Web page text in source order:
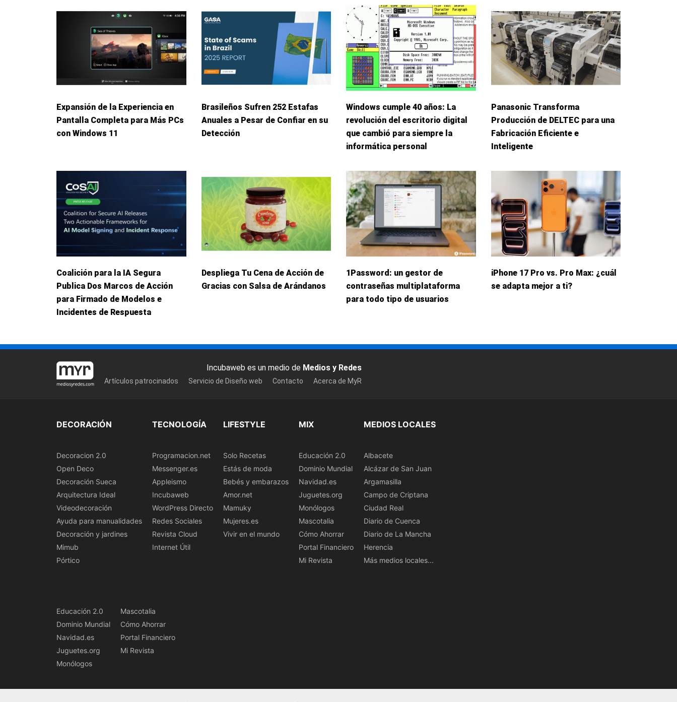
Expansión de la Experiencia en
Pantalla Completa para Más PCs
con Windows 11
Brasileños Sufren 252 Estafas
Anuales a Pesar de Confiar en su
Detección
Windows cumple 40 años: La
revolución del escritorio digital
que cambió para siempre la
informática personal
Panasonic Transforma
Producción de DELTEC para una
Fabricación Eficiente e
Inteligente
Coalición para la IA Segura
Publica Dos Marcos de Acción
para Firmado de Modelos e
Incidentes de Respuesta
Despliega Tu Cena de Acción de
Gracias con Salsa de Arándanos
1Password: un gestor de
contraseñas multiplataforma
para todo tipo de usuarios
iPhone 17 Pro vs. Pro Max: ¿cuál
se adapta mejor a ti?
Incubaweb es un medio de Medios y Redes
Artículos patrocinados Servicio de Diseño web Contacto Acerca de MyR
DECORACIÓN
Decoracion 2.0
Open Deco
Decoración Sueca
Arquitectura Ideal
Videodecoración
Ayuda para manualidades
Decoración y jardines
Mimub
Pórtico
TECNOLOGÍA
Programacion.net
Messenger.es
Appleismo
Incubaweb
WordPress Directo
Redes Sociales
Revista Cloud
Internet Útil
LIFESTYLE
Solo Recetas
Estás de moda
Bebés y embarazos
Amor.net
Mamuky
Mujeres.es
Vivir en el mundo
MIX
Educación 2.0
Dominio Mundial
Navidad.es
Juguetes.org
Monólogos
Mascotalia
Cómo Ahorrar
Portal Financiero
Mi Revista
MEDIOS LOCALES
Albacete
Alcázar de San Juan
Argamasilla
Campo de Criptana
Ciudad Real
Diario de Cuenca
Diario de La Mancha
Herencia
Más medios locales...
Educación 2.0
Dominio Mundial
Navidad.es
Juguetes.org
Monólogos
Mascotalia
Cómo Ahorrar
Portal Financiero
Mi Revista